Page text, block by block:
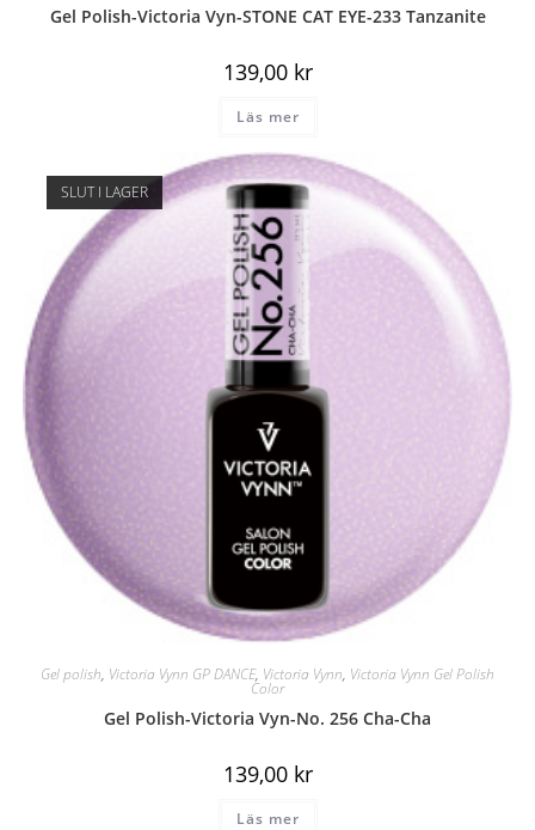
Gel Polish-Victoria Vyn-STONE CAT EYE-233 Tanzanite
139,00 kr
Läs mer
SLUT I LAGER
Gel polish, Victoria Vynn GP DANCE, Victoria Vynn, Victoria Vynn Gel Polish
Color
Gel Polish-Victoria Vyn-No. 256 Cha-Cha
139,00 kr
Läs mer